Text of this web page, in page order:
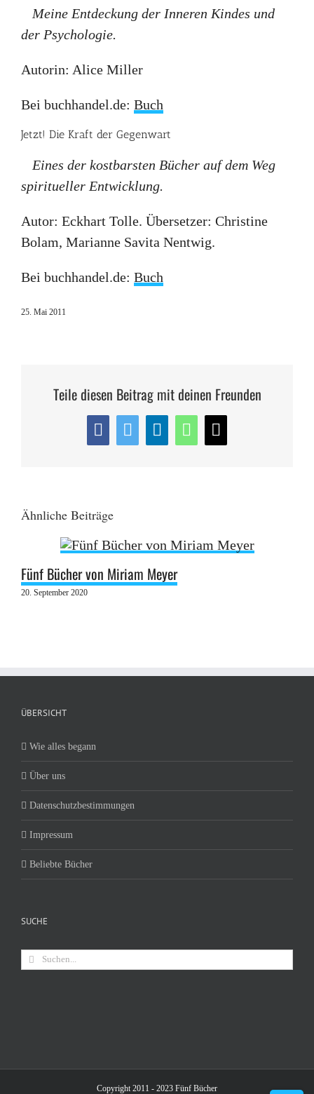
Meine Entdeckung der Inneren Kindes und
der Psychologie.
Autorin: Alice Miller
Bei buchhandel.de: Buch
Jetzt! Die Kraft der Gegenwart
Eines der kostbarsten Bücher auf dem Weg
spiritueller Entwicklung.
Autor: Eckhart Tolle. Übersetzer: Christine
Bolam, Marianne Savita Nentwig.
Bei buchhandel.de: Buch
25. Mai 2011
Teile diesen Beitrag mit deinen Freunden
Facebook
TwitterLinkedIn
WhatsApp
E-
Ähnliche Beiträge
Fünf Bücher von Miriam Meyer
20. September 2020
ÜBERSICHT
Wie alles begann
Über uns
Datenschutzbestimmungen
Impressum
Beliebte Bücher
SUCHE
Suche
Copyright 2011 - 2023 Fünf Bücher